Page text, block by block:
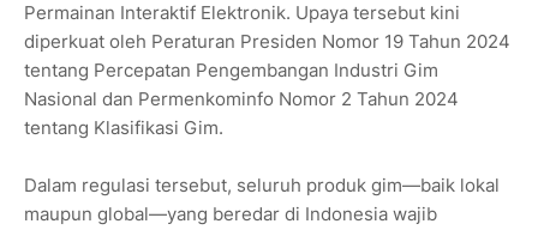
Permainan Interaktif Elektronik. Upaya tersebut kini
diperkuat oleh Peraturan Presiden Nomor 19 Tahun 2024
tentang Percepatan Pengembangan Industri Gim
Nasional dan Permenkominfo Nomor 2 Tahun 2024
tentang Klasifikasi Gim.
Dalam regulasi tersebut, seluruh produk gim—baik lokal
maupun global—yang beredar di Indonesia wajib